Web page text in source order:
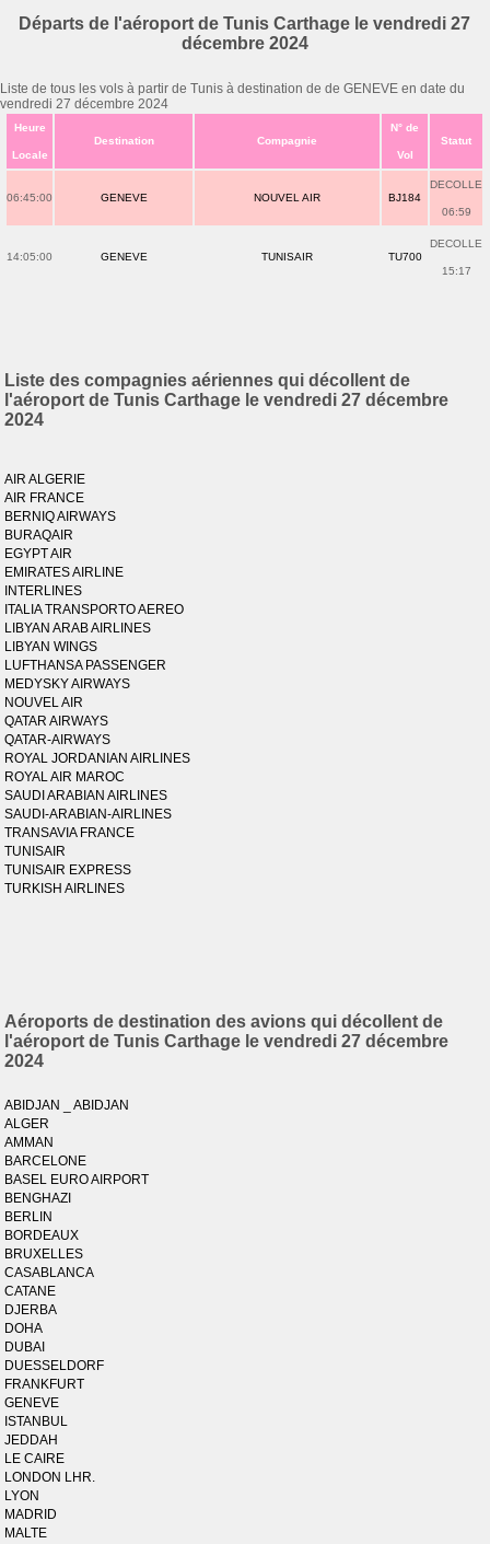
Départs de l'aéroport de Tunis Carthage le vendredi 27
décembre 2024
Liste de tous les vols à partir de Tunis à destination de de GENEVE en date du
vendredi 27 décembre 2024
Heure
Locale
Destination Compagnie
N° de
Vol
Statut
06:45:00 GENEVE NOUVEL AIR BJ184
DECOLLE
06:59
14:05:00 GENEVE TUNISAIR TU700
DECOLLE
15:17
Liste des compagnies aériennes qui décollent de
l'aéroport de Tunis Carthage le vendredi 27 décembre
2024
AIR ALGERIE
AIR FRANCE
BERNIQ AIRWAYS
BURAQAIR
EGYPT AIR
EMIRATES AIRLINE
INTERLINES
ITALIA TRANSPORTO AEREO
LIBYAN ARAB AIRLINES
LIBYAN WINGS
LUFTHANSA PASSENGER
MEDYSKY AIRWAYS
NOUVEL AIR
QATAR AIRWAYS
QATAR-AIRWAYS
ROYAL JORDANIAN AIRLINES
ROYAL AIR MAROC
SAUDI ARABIAN AIRLINES
SAUDI-ARABIAN-AIRLINES
TRANSAVIA FRANCE
TUNISAIR
TUNISAIR EXPRESS
TURKISH AIRLINES
Aéroports de destination des avions qui décollent de
l'aéroport de Tunis Carthage le vendredi 27 décembre
2024
ABIDJAN _ ABIDJAN
ALGER
AMMAN
BARCELONE
BASEL EURO AIRPORT
BENGHAZI
BERLIN
BORDEAUX
BRUXELLES
CASABLANCA
CATANE
DJERBA
DOHA
DUBAI
DUESSELDORF
FRANKFURT
GENEVE
ISTANBUL
JEDDAH
LE CAIRE
LONDON LHR.
LYON
MADRID
MALTE